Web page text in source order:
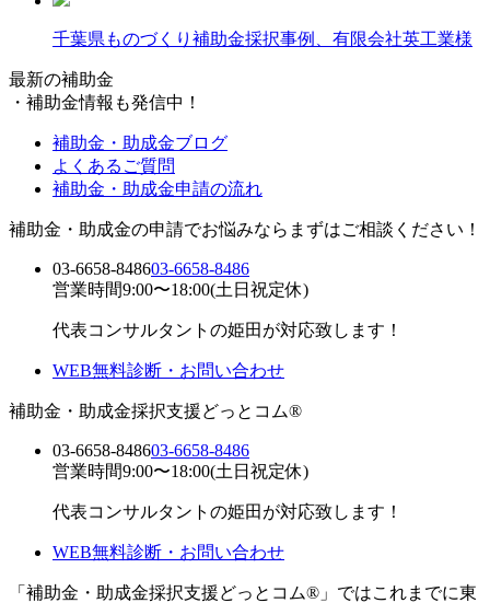
千葉県ものづくり補助金採択事例、有限会社英工業様
最新の補助金
・ 補助金情報も発信中！
補助金・助成金ブログ
よくあるご質問
補助金・助成金申請の流れ
補助金・助成金の申請でお悩みならまずはご相談ください！
03-6658-848603-6658-8486
営業時間9:00〜18:00(土日祝定休)
代表コンサルタントの姫田が対応致します！
WEB無料診断・お問い合わせ
補助金・助成金採択支援どっとコム®
03-6658-848603-6658-8486
営業時間9:00〜18:00(土日祝定休)
代表コンサルタントの姫田が対応致します！
WEB無料診断・お問い合わせ
「補助金・助成金採択支援どっとコム®」ではこれまでに東